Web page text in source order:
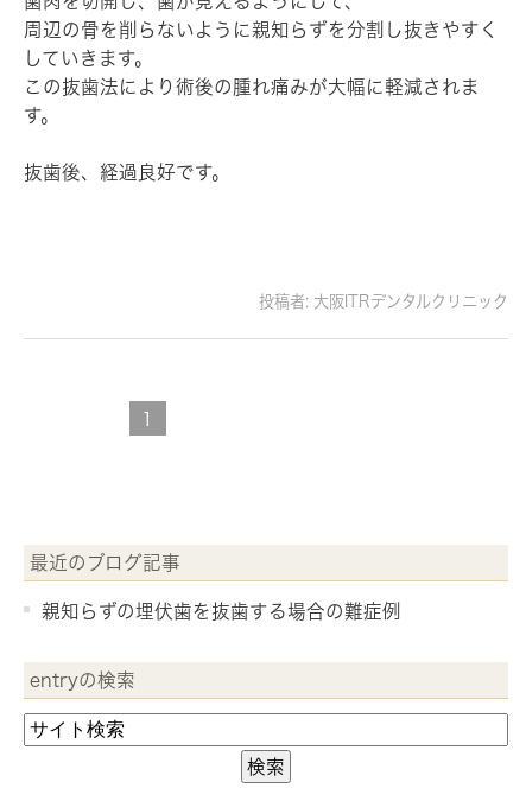
周辺の骨を削らないように親知らずを分割し抜きやすく
していきます。
この抜歯法により術後の腫れ痛みが大幅に軽減されま
す。
抜歯後、経過良好です。
投稿者: 大阪ITRデンタルクリニック
1
最近のブログ記事
親知らずの埋伏歯を抜歯する場合の難症例
entryの検索